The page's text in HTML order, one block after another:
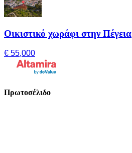
Οικιστικό χωράφι στην Πέγεια
€ 55,000
Πρωτοσέλιδο